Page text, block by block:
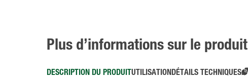
Plus d’informations sur le produit
DESCRIPTION DU PRODUITUTILISATIONDÉTAILS TECHNIQUES